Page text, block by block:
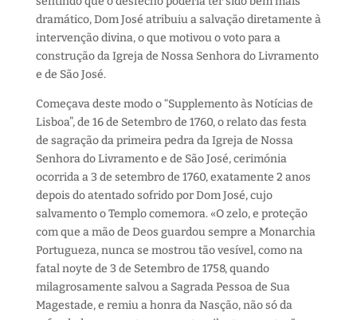
dramático, Dom José atribuiu a salvação diretamente à
intervenção divina, o que motivou o voto para a
construção da Igreja de Nossa Senhora do Livramento
e de São José.
Começava deste modo o “Supplemento às Notícias de
Lisboa”, de 16 de Setembro de 1760, o relato das festa
de sagração da primeira pedra da Igreja de Nossa
Senhora do Livramento e de São José, cerimónia
ocorrida a 3 de setembro de 1760, exatamente 2 anos
depois do atentado sofrido por Dom José, cujo
salvamento o Templo comemora. «O zelo, e proteção
com que a mão de Deos guardou sempre a Monarchia
Portugueza, nunca se mostrou tão vesível, como na
fatal noyte de 3 de Setembro de 1758, quando
milagrosamente salvou a Sagrada Pessoa de Sua
Magestade, e remiu a honra da Nasção, não só da